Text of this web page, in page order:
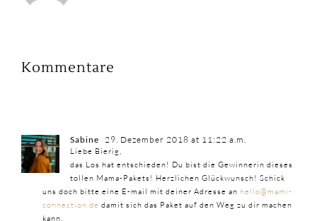
Kommentare
Sabine 29. Dezember 2018 at 11:22 a.m.
Liebe Bierig,
das Los hat entschieden! Du bist die Gewinnerin dieses
tollen Mama-Pakets! Herzlichen Glückwunsch! Schick
uns doch bitte eine E-mail mit deiner Adresse an hello@mami-
connection.de damit sich das Paket auf den Weg zu dir machen
kann.